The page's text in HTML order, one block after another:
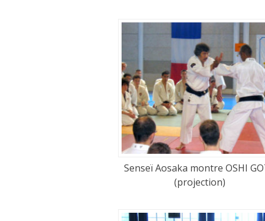
Senseï Aosaka montre OSHI
(projection)